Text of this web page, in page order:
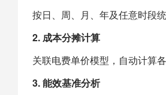
按日、周、月、年及任意时段
2. 成本分摊计算
关联电费单价模型，自动计算
3. 能效基准分析